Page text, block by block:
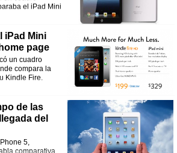
el iPad Mini
iPad Mini
page
un cuadro
compara la
Kindle Fire.
de las
del
5,
comparativa